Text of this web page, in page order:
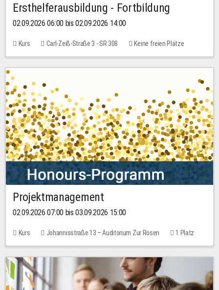
Ersthelferausbildung - Fortbildung
02.09.2026 06:00 bis 02.09.2026 14:00
Kurs Carl-Zeiß-Straße 3 - SR 308 Keine freien Plätze
Projektmanagement
02.09.2026 07:00 bis 03.09.2026 15:00
Kurs Johannisstraße 13 – Auditorium Zur Rosen 1 Platz